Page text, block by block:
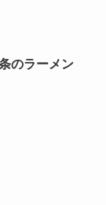
のラーメン